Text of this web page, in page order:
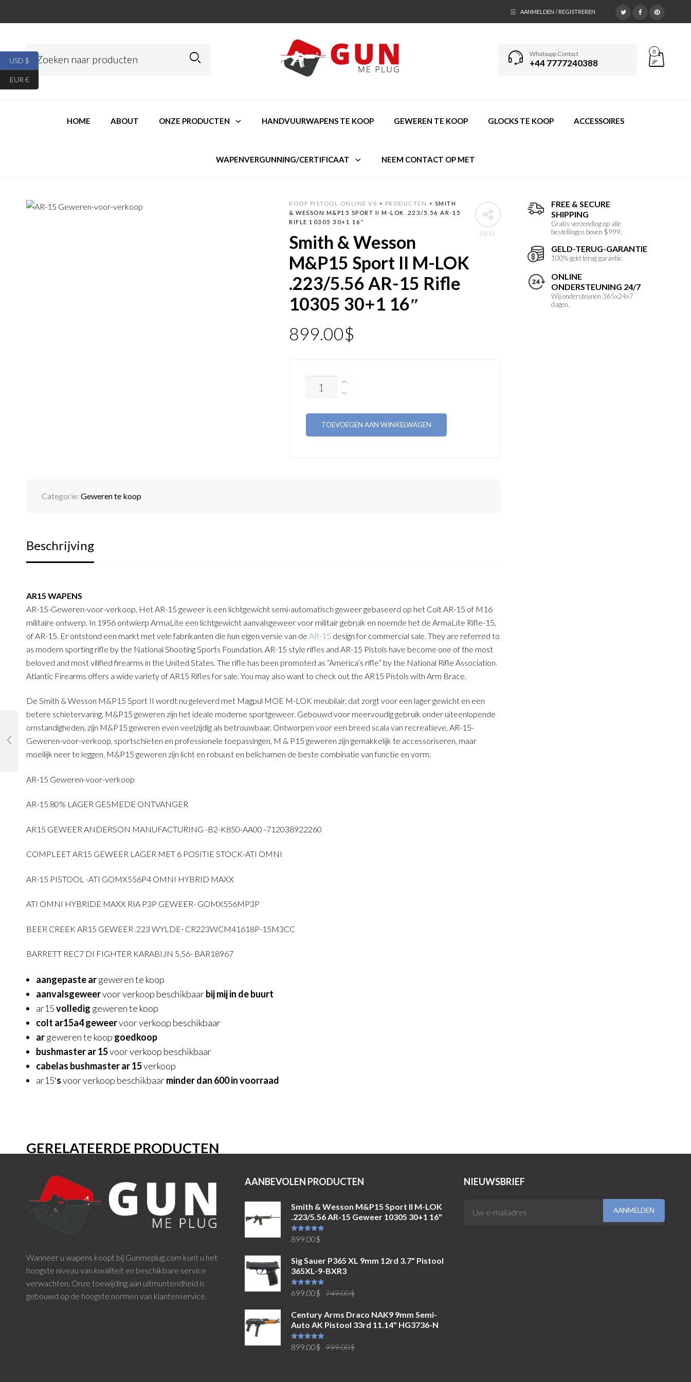
AANMELDEN / REGISTREREN
Whatsapp Contact
+44 7777240388
0
HOME ABOUT ONZE PRODUCTEN HANDVUURWAPENS TE KOOP GEWEREN TE KOOP GLOCKS TE KOOP ACCESSOIRES
WAPENVERGUNNING/CERTIFICAAT NEEM CONTACT OP MET
FREE & SECURE
SHIPPING
Gratis verzending op alle
bestellingen boven $999.
GELD-TERUG-GARANTIE
100% geld terug garantie.
ONLINE
ONDERSTEUNING 24/7
Wij ondersteunen 365x24x7
dagen.
DEEL
KOOP PISTOOL ONLINE VS > PRODUCTEN > SMITH
& WESSON M&P15 SPORT II M-LOK .223/5.56 AR-15
RIFLE 10305 30+1 16″
Smith & Wesson
M&P15 Sport II M-LOK
.223/5.56 AR-15 Rifle
10305 30+1 16″
899.00$
TOEVOEGEN AAN WINKELWAGEN
Categorie: Geweren te koop
Beschrijving
AR15 WAPENS
AR-15-Geweren-voor-verkoop, Het AR-15 geweer is een lichtgewicht semi-automatisch geweer gebaseerd op het Colt AR-15 of M16
militaire ontwerp. In 1956 ontwierp ArmaLite een lichtgewicht aanvalsgeweer voor militair gebruik en noemde het de ArmaLite Rifle-15,
of AR-15. Er ontstond een markt met vele fabrikanten die hun eigen versie van de AR-15 design for commercial sale. They are referred to
as modern sporting rifle by the National Shooting Sports Foundation. AR-15 style rifles and AR-15 Pistols have become one of the most
beloved and most vilified firearms in the United States. The rifle has been promoted as “America’s rifle” by the National Rifle Association.
Atlantic Firearms offers a wide variety of AR15 Rifles for sale. You may also want to check out the AR15 Pistols with Arm Brace.
De Smith & Wesson M&P15 Sport II wordt nu geleverd met Magpul MOE M-LOK meubilair, dat zorgt voor een lager gewicht en een
betere schietervaring. M&P15 geweren zijn het ideale moderne sportgeweer. Gebouwd voor meervoudig gebruik onder uiteenlopende
omstandigheden, zijn M&P15 geweren even veelzijdig als betrouwbaar. Ontworpen voor een breed scala van recreatieve, AR-15-
Geweren-voor-verkoop, sportschieten en professionele toepassingen, M & P15 geweren zijn gemakkelijk te accessoriseren, maar
moeilijk neer te leggen. M&P15 geweren zijn licht en robuust en belichamen de beste combinatie van functie en vorm.
AR-15 Geweren-voor-verkoop
AR-15 80% LAGER GESMEDE ONTVANGER
AR15 GEWEER ANDERSON MANUFACTURING -B2-K850-AA00 -712038922260
COMPLEET AR15 GEWEER LAGER MET 6 POSITIE STOCK-ATI OMNI
AR-15 PISTOOL -ATI GOMX556P4 OMNI HYBRID MAXX
ATI OMNI HYBRIDE MAXX RIA P3P GEWEER- GOMX556MP3P
BEER CREEK AR15 GEWEER .223 WYLDE- CR223WCM41618P-15M3CC
BARRETT REC7 DI FIGHTER KARABIJN 5.56- BAR18967
aangepaste argeweren te koop
aanvalsgeweervoor verkoop beschikbaarbij mij in de buurt
ar15volledig geweren te koop
colt ar15a4 geweervoor verkoop beschikbaar
argeweren te koop goedkoop
bushmaster ar 15voor verkoop beschikbaar
cabelas bushmaster ar 15verkoop
ar15′svoor verkoop beschikbaarminder dan 600 in voorraad
GERELATEERDE PRODUCTEN
Wanneer u wapens koopt bij Gunmeplug.com kunt u het
hoogste niveau van kwaliteit en beschikbare service
verwachten. Onze toewijding aan uitmuntendheid is
gebouwd op de hoogste normen van klantenservice.
AANBEVOLEN PRODUCTEN
Smith & Wesson M&P15 Sport II M-LOK
.223/5.56 AR-15 Geweer 10305 30+1 16"
Waardering
5.00uit 5
899.00$
Sig Sauer P365 XL 9mm 12rd 3.7" Pistool
365XL-9-BXR3
Waardering
5.00uit 5 749.00$
was:
749.00$.
699.00$
is:
699.00$.
Century Arms Draco NAK9 9mm Semi-
Auto AK Pistool 33rd 11.14" HG3736-N
Waardering
5.00uit 5 999.00$
899.00$
NIEUWSBRIEF
USD $
EUR €